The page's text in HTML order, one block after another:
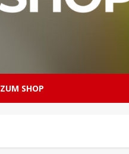
ZUM SHOP